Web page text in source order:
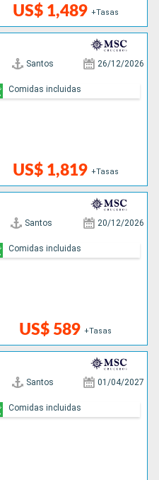
US$ 1,489 +Tasas
Santos 26/12/2026
US$ 1,819 +Tasas
Comidas incluidas
Santos 20/12/2026
US$ 589 +Tasas
Comidas incluidas
Santos 01/04/2027
Comidas incluidas